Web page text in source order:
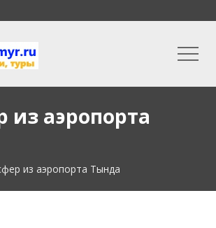
из аэропорта
из аэропорта Тында